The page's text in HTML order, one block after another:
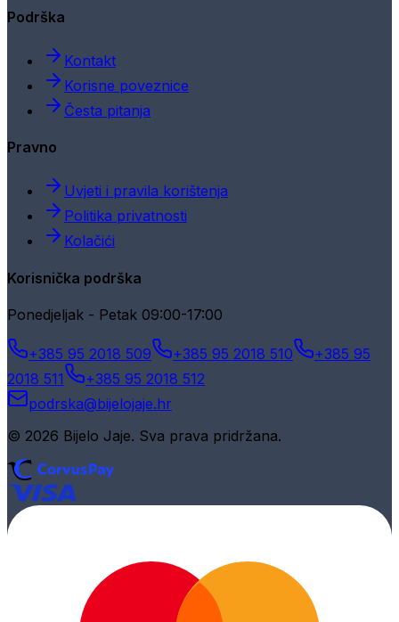
Podrška
Kontakt
Korisne poveznice
Česta pitanja
Pravno
Uvjeti i pravila korištenja
Politika privatnosti
Kolačići
Korisnička podrška
Ponedjeljak - Petak 09:00-17:00
+385 95 2018 509 +385 95 2018 510
+385 95
2018 511
+385 95 2018 512
podrska@bijelojaje.hr
© 2026 Bijelo Jaje. Sva prava pridržana.